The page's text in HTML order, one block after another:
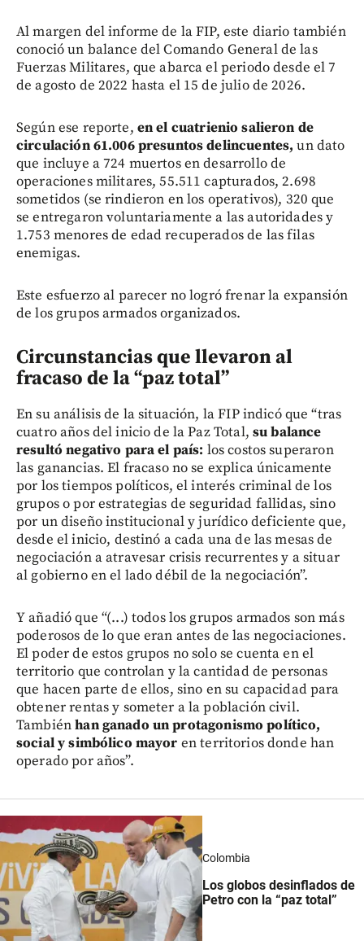
Al margen del informe de la FIP, este diario también
conoció un balance del Comando General de las
Fuerzas Militares, que abarca el periodo desde el 7
de agosto de 2022 hasta el 15 de julio de 2026.
Según ese reporte, en el cuatrienio salieron de
circulación 61.006 presuntos delincuentes,un dato
que incluye a 724 muertos en desarrollo de
operaciones militares, 55.511 capturados, 2.698
sometidos (se rindieron en los operativos), 320 que
se entregaron voluntariamente a las autoridades y
1.753 menores de edad recuperados de las filas
enemigas.
Este esfuerzo al parecer no logró frenar la expansión
de los grupos armados organizados.
Circunstancias que llevaron al
fracaso de la “paz total”
En su análisis de la situación, la FIP indicó que “tras
cuatro años del inicio de la Paz Total, su balance
resultó negativo para el país: los costos superaron
las ganancias. El fracaso no se explica únicamente
por los tiempos políticos, el interés criminal de los
grupos o por estrategias de seguridad fallidas, sino
por un diseño institucional y jurídico deficiente que,
desde el inicio, destinó a cada una de las mesas de
negociación a atravesar crisis recurrentes y a situar
al gobierno en el lado débil de la negociación”.
Y añadió que “(...) todos los grupos armados son más
poderosos de lo que eran antes de las negociaciones.
El poder de estos grupos no solo se cuenta en el
territorio que controlan y la cantidad de personas
que hacen parte de ellos, sino en su capacidad para
obtener rentas y someter a la población civil.
Tambiénhan ganado un protagonismo político,
social y simbólico mayor en territorios donde han
operado por años”.
Colombia
Los globos desinflados de
Petro con la “paz total”